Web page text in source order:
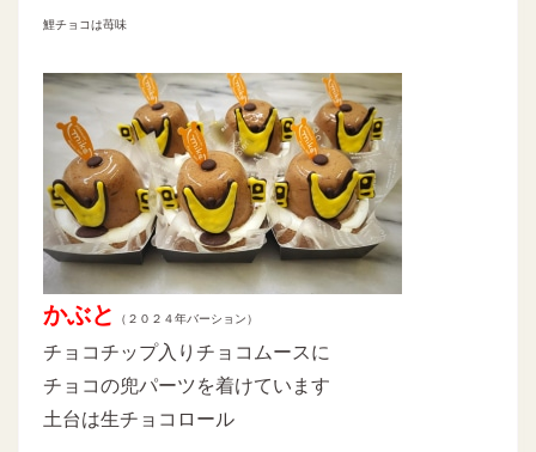
鯉チョコは苺味
かぶと （２０２４年バーション）
チョコチップ入りチョコムースに
チョコの兜パーツを着けています
土台は生チョコロール